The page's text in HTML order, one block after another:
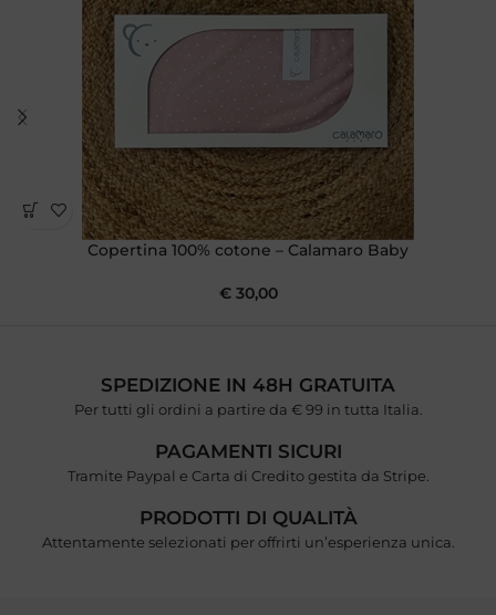
Copertina 100% cotone – Calamaro Baby
€30,00
SPEDIZIONE IN 48H GRATUITA
Per tutti gli ordini a partire da € 99 in tutta Italia.
PAGAMENTI SICURI
Tramite Paypal e Carta di Credito gestita da Stripe.
PRODOTTI DI QUALITÀ
Attentamente selezionati per offrirti un’esperienza unica.